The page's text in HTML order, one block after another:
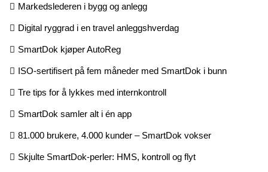
Markedslederen i bygg og anlegg
Digital ryggrad i en travel anleggshverdag
SmartDok kjøper AutoReg
ISO-sertifisert på fem måneder med SmartDok i bunn
Tre tips for å lykkes med internkontroll
SmartDok samler alt i én app
81.000 brukere, 4.000 kunder – SmartDok vokser
Skjulte SmartDok-perler: HMS, kontroll og flyt